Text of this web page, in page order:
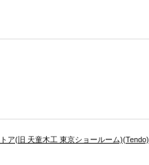
ア(旧 天童木工 東京ショールーム)(Tendo)